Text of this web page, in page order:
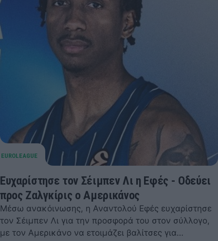
Ευχαρίστησε τον Σέιμπεν Λι η Εφές - Οδεύει
προς Ζαλγκίρις ο Αμερικάνος
Μέσω ανακόινωσης, η Αναντολού Εφές ευχαρίστησε
τον Σέιμπεν Λι για την προσφορά του στον σύλλογο,
με τον Αμερικάνο να ετοιμάζει βαλίτσες για…